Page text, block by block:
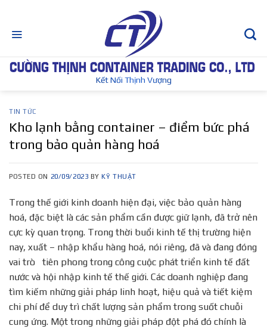
content
Kết Nối Thịnh Vượng
TIN TỨC
Kho lạnh bằng container – điểm bức phá
trong bảo quản hàng hoá
POSTED ON 20/09/2023 BYKỸ THUẬT
Trong thế giới kinh doanh hiện đại, việc bảo quản hàng
hoá, đặc biệt là các sản phẩm cần được giữ lạnh, đã trở nên
cực kỳ quan trọng. Trong thời buổi kinh tế thị trường hiện
nay, xuất – nhập khẩu hàng hoá, nói riêng, đã và đang đóng
vai trò tiên phong trong công cuộc phát triển kinh tế đất
nước và hội nhập kinh tế thế giới. Các doanh nghiệp đang
tìm kiếm những giải pháp linh hoạt, hiệu quả và tiết kiệm
chi phí để duy trì chất lượng sản phẩm trong suốt chuỗi
cung ứng. Một trong những giải pháp đột phá đó chính là